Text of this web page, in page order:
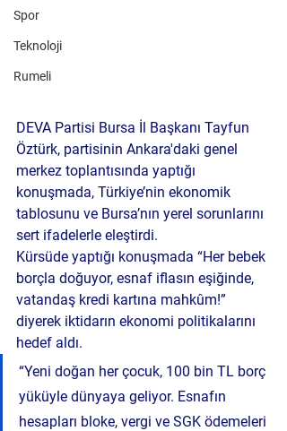
Spor
Teknoloji
Rumeli
DEVA Partisi Bursa İl Başkanı Tayfun
Öztürk, partisinin Ankara'daki genel
merkez toplantısında yaptığı
konuşmada, Türkiye’nin ekonomik
tablosunu ve Bursa’nın yerel sorunlarını
sert ifadelerle eleştirdi.
Kürsüde yaptığı konuşmada “Her bebek
borçla doğuyor, esnaf iflasın eşiğinde,
vatandaş kredi kartına mahkûm!”
diyerek iktidarın ekonomi politikalarını
hedef aldı.
“Yeni doğan her çocuk, 100 bin TL borç
yüküyle dünyaya geliyor. Esnafın
hesapları bloke, vergi ve SGK ödemeleri